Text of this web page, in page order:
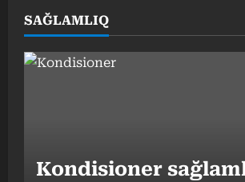
SAĞLAMLIQ
Kondisioner